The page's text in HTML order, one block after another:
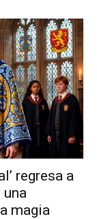
regresa a
magia